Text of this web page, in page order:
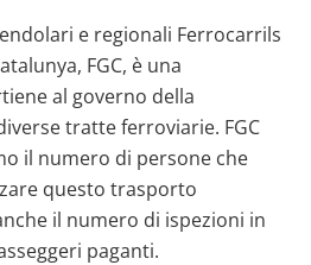
e regionali Ferrocarrils
FGC, è una
al governo della
tratte ferroviarie. FGC
il numero di persone che
questo trasporto
il numero di ispezioni in
paganti.